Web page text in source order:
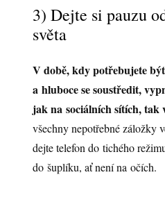
3) Dejte si pauzu
světa
V době, kdy potřebujete
a hluboce se soustředit,
jak na sociálních sítích, tak
všechny nepotřebné záložky
dejte telefon do tichého
do šuplíku, ať není na očích.